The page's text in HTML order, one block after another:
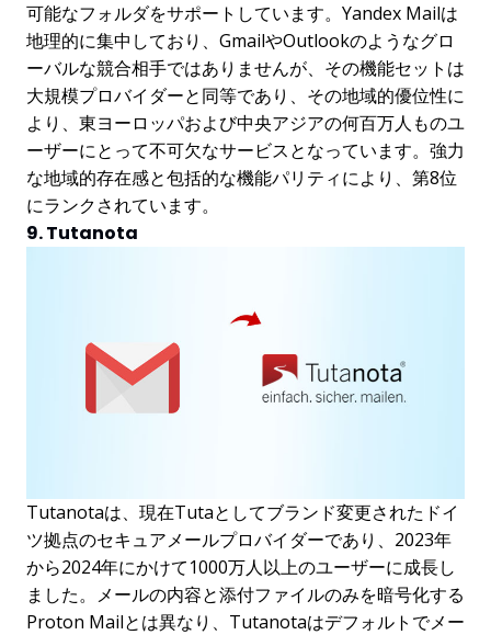
可能なフォルダをサポートしています。Yandex Mailは
地理的に集中しており、GmailやOutlookのようなグロ
ーバルな競合相手ではありませんが、その機能セットは
大規模プロバイダーと同等であり、その地域的優位性に
より、東ヨーロッパおよび中央アジアの何百万人ものユ
ーザーにとって不可欠なサービスとなっています。強力
な地域的存在感と包括的な機能パリティにより、第8位
にランクされています。
9. Tutanota
Tutanotaは、現在Tutaとしてブランド変更されたドイ
ツ拠点のセキュアメールプロバイダーであり、2023年
から2024年にかけて1000万人以上のユーザーに成長し
ました。メールの内容と添付ファイルのみを暗号化する
Proton Mailとは異なり、Tutanotaはデフォルトでメー